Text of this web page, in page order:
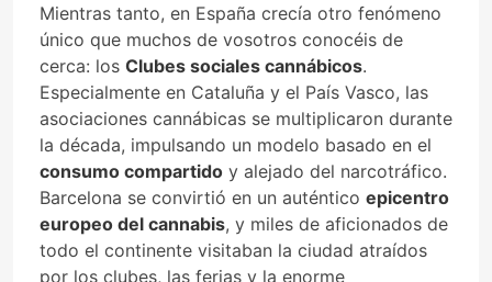
Mientras tanto, en España crecía otro fenómeno
único que muchos de vosotros conocéis de
cerca: los Clubes sociales cannábicos.
Especialmente en Cataluña y el País Vasco, las
asociaciones cannábicas se multiplicaron durante
la década, impulsando un modelo basado en el
consumo compartido y alejado del narcotráfico.
Barcelona se convirtió en un auténtico epicentro
europeo del cannabis, y miles de aficionados de
todo el continente visitaban la ciudad atraídos
por los clubes, las ferias y la enorme